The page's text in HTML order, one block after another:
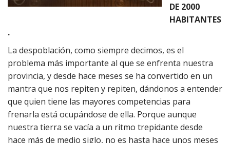
DE 2000
HABITANTES
.
La despoblación, como siempre decimos, es el
problema más importante al que se enfrenta nuestra
provincia, y desde hace meses se ha convertido en un
mantra que nos repiten y repiten, dándonos a entender
que quien tiene las mayores competencias para
frenarla está ocupándose de ella. Porque aunque
nuestra tierra se vacía a un ritmo trepidante desde
hace más de medio siglo, no es hasta hace unos meses